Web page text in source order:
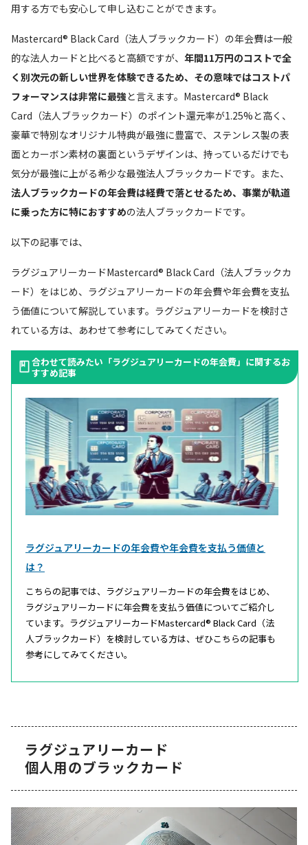
用する方でも安心して申し込むことができます。
Mastercard® Black Card（法人ブラックカード）の年会費は一般
的な法人カードと比べると高額ですが、 年間11万円のコストで全
く別次元の新しい世界を体験できるため、その意味ではコストパ
フォーマンスは非常に最強と言えます。Mastercard® Black
Card（法人ブラックカード）のポイント還元率が1.25%と高く、
豪華で特別なオリジナル特典が最強に豊富で、ステンレス製の表
面とカーボン素材の裏面というデザインは、持っているだけでも
気分が最強に上がる希少な最強法人ブラックカードです。また、
法人ブラックカードの年会費は経費で落とせるため、事業が軌道
に乗った方に特におすすめの法人ブラックカードです。
以下の記事では、
ラグジュアリーカードMastercard® Black Card（法人ブラックカ
ード）をはじめ、ラグジュアリーカードの年会費や年会費を支払
う価値について解説しています。ラグジュアリーカードを検討さ
れている方は、あわせて参考にしてみてください。
合わせて読みたい「ラグジュアリーカードの年会費」に関するお
すすめ記事
ラグジュアリーカードの年会費や年会費を支払う価値と
は？
こちらの記事では、ラグジュアリーカードの年会費をはじめ、
ラグジュアリーカードに年会費を支払う価値についてご紹介し
ています。ラグジュアリーカードMastercard® Black Card（法
人ブラックカード）を検討している方は、ぜひこちらの記事も
参考にしてみてください。
ラグジュアリーカード
個人用のブラックカード